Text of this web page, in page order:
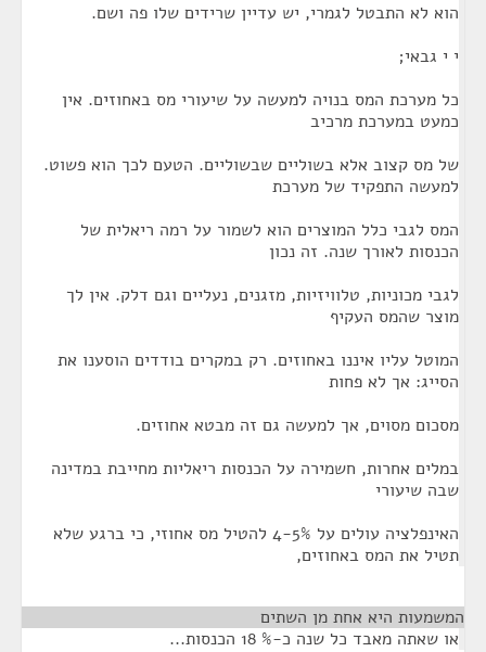
הוא לא התבטל לגמרי, יש עדיין שרידים שלו פה ושם.
י י גבאי;
כל מערכת המס בנויה למעשה על שיעורי מס באחוזים. אין
כמעט במערכת מרכיב
של מס קצוב אלא בשוליים שבשוליים. הטעם לכך הוא פשוט.
למעשה התפקיד של מערכת
המס לגבי כלל המוצרים הוא לשמור על רמה ריאלית של
הכנסות לאורך שנה. זה נכון
לגבי מכוניות, טלוויזיות, מזגנים, נעליים וגם דלק. אין לך
מוצר שהמס העקיף
המוטל עליו איננו באחוזים. רק במקרים בודדים הוסענו את
הסייג: אך לא פחות
מסכום מסוים, אך למעשה גם זה מבטא אחוזים.
במלים אחרות, חשמירה על הכנסות ריאליות מחייבת במדינה
שבה שיעורי
האינפלציה עולים על 4-5% להטיל מס אחוזי, כי ברגע שלא
תטיל את המס באחוזים,
המשמעות היא אחת מן השתים
או שאתה מאבד כל שנה כ-% 18 הכנסות...